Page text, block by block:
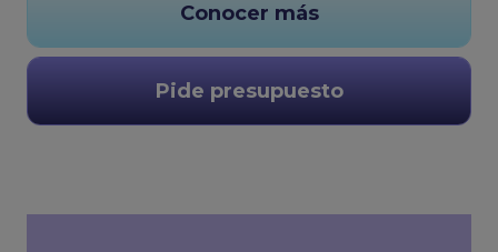
Conocer más
Pide presupuesto